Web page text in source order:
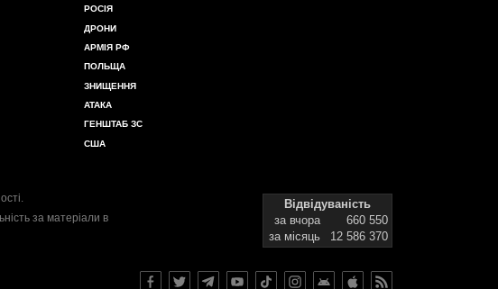
РОСІЯ
ДРОНИ
АРМІЯ РФ
ПОЛЬЩА
ЗНИЩЕННЯ
АТАКА
ГЕНШТАБ ЗС
США
.
за матеріали в
Відвідуваність
за вчора
660 550
за місяць
12 586 370